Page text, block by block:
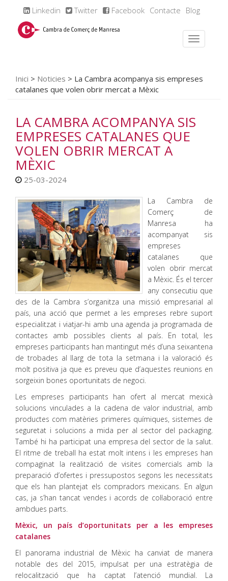
Linkedin Twitter Facebook Contacte Blog
Inici > Noticies > La Cambra acompanya sis empreses
catalanes que volen obrir mercat a Mèxic
LA CAMBRA ACOMPANYA SIS
EMPRESES CATALANES QUE
VOLEN OBRIR MERCAT A
MÈXIC
25-03-2024
La Cambra de
Comerç de
Manresa ha
acompanyat sis
empreses
catalanes que
volen obrir mercat
a Mèxic. És el tercer
any consecutiu que
des de la Cambra s’organitza una missió empresarial al
país, una acció que permet a les empreses rebre suport
especialitzat i viatjar-hi amb una agenda ja programada de
contactes amb possibles clients al país. En total, les
empreses participants han mantingut més d’una seixantena
de trobades al llarg de tota la setmana i la valoració és
molt positiva ja que es preveu que d’aquestes reunions en
sorgeixin bones oportunitats de negoci.
Les empreses participants han ofert al mercat mexicà
solucions vinculades a la cadena de valor industrial, amb
productes com matèries primeres químiques, sistemes de
seguretat i solucions a mida per al sector del packaging.
També hi ha participat una empresa del sector de la salut.
El ritme de treball ha estat molt intens i les empreses han
compaginat la realització de visites comercials amb la
preparació d’ofertes i pressupostos segons les necessitats
que els han plantejat els compradors mexicans. En algun
cas, ja s’han tancat vendes i acords de col·laboració entre
ambdues parts.
Mèxic, un país d’oportunitats per a les empreses
catalanes
El panorama industrial de Mèxic ha canviat de manera
notable des del 2015, impulsat per una estratègia de
relocalització que ha captat l’atenció mundial. La